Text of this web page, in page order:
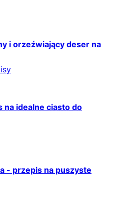
i orzeźwiający deser na
na idealne ciasto do
- przepis na puszyste